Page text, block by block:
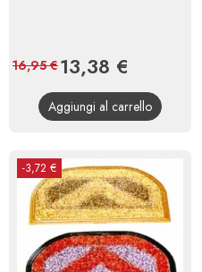
Prezzo
13,38 €
base
16,95 €
Aggiungi al carrello
-3,72 €